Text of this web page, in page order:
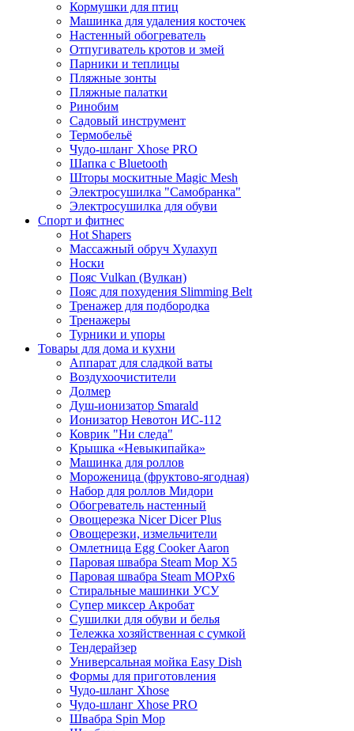
Кормушки для птиц
Машинка для удаления косточек
Настенный обогреватель
Отпугиватель кротов и змей
Парники и теплицы
Пляжные зонты
Пляжные палатки
Ринобим
Садовый инструмент
Термобельё
Чудо-шланг Xhose PRO
Шапка с Bluetooth
Шторы москитные Magic Mesh
Электросушилка "Самобранка"
Электросушилка для обуви
Спорт и фитнес
Hot Shapers
Массажный обруч Хулахуп
Носки
Пояс Vulkan (Вулкан)
Пояс для похудения Slimming Belt
Тренажер для подбородка
Тренажеры
Турники и упоры
Товары для дома и кухни
Аппарат для сладкой ваты
Воздухоочистители
Долмер
Душ-ионизатор Smarald
Ионизатор Невотон ИС-112
Коврик "Ни следа"
Крышка «Невыкипайка»
Машинка для роллов
Мороженица (фруктово-ягодная)
Набор для роллов Мидори
Обогреватель настенный
Овощерезка Nicer Dicer Plus
Овощерезки, измельчители
Омлетница Egg Сooker Aaron
Паровая швабра Steam Mop X5
Паровая швабра Steam MOPх6
Стиральные машинки УСУ
Супер миксер Акробат
Сушилки для обуви и белья
Тележка хозяйственная с сумкой
Тендерайзер
Универсальная мойка Easy Dish
Формы для приготовления
Чудо-шланг Xhose
Чудо-шланг Xhose PRO
Швабра Spin Mop